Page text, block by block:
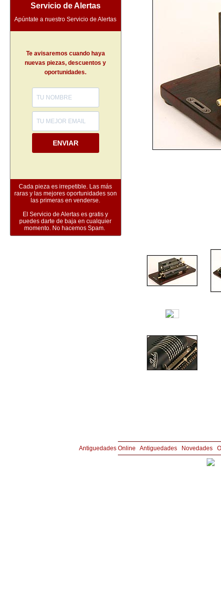
Servicio de Alertas
Apúntate a nuestro Servicio de Alertas
Te avisaremos cuando haya
nuevas piezas, descuentos y
oportunidades.
ENVIAR
Cada pieza es irrepetible. Las más
raras y las mejores oportunidades son
las primeras en venderse.
El Servicio de Alertas es gratis y
puedes darte de baja en cualquier
momento. No hacemos Spam.
Antiguedades Online Antiguedades Novedades